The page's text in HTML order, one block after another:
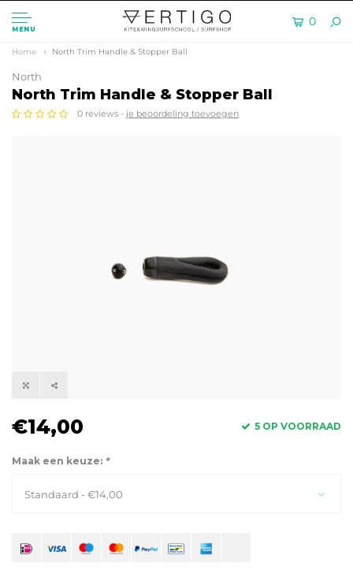
MENU
0
Home North Trim Handle & Stopper Ball
North
North Trim Handle & Stopper Ball
0 reviews - je beoordeling toevoegen
€14,00 5 OP VOORRAAD
Maak een keuze: *
Standaard - €14,00